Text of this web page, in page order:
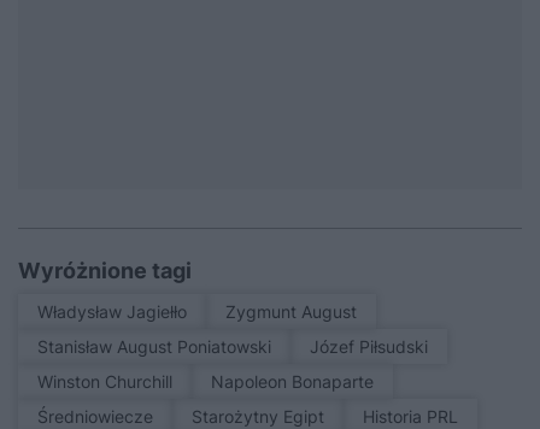
Wyróżnione tagi
Władysław Jagiełło
Zygmunt August
Stanisław August Poniatowski
Józef Piłsudski
Winston Churchill
Napoleon Bonaparte
średniowiecze
Starożytny Egipt
Historia PRL